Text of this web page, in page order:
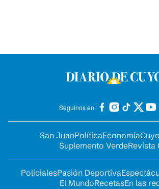
Seguinos en:
San JuanPolíticaEconomía
Suplemento VerdeRevista
PolicialesPasión Deportiva
El MundoRecetasEn las